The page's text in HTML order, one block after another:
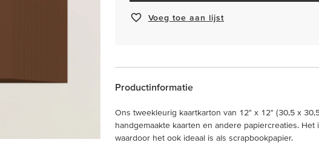
Voeg toe aan lijst
Productinformatie
Ons tweekleurig kaartkarton van 12" x 12" (30,5 x
handgemaakte kaarten en andere papiercreaties.
waardoor het ook ideaal is als scrapbookpapier.